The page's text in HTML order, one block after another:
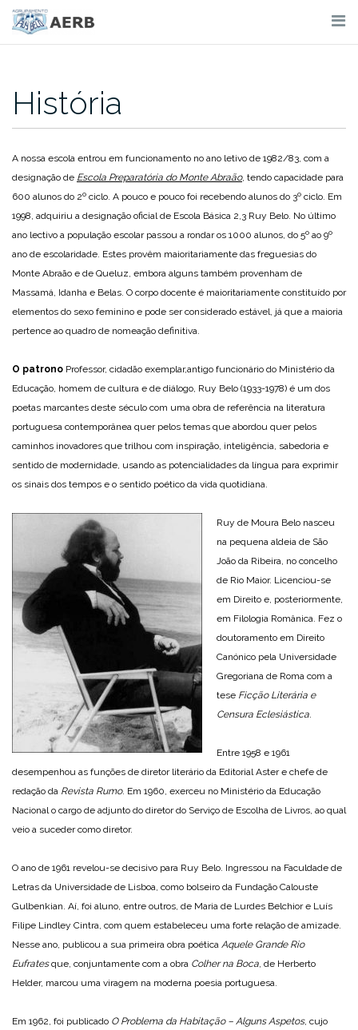
Skip
content
História
A nossa escola entrou em funcionamento no ano letivo de 1982/83, com a
designação de Escola Preparatória do Monte Abraão, tendo capacidade para
600 alunos do 2º ciclo. A pouco e pouco foi recebendo alunos do 3º ciclo. Em
1998, adquiriu a designação oficial de Escola Básica 2,3 Ruy Belo. No último
ano lectivo a população escolar passou a rondar os 1000 alunos, do 5º ao 9º
ano de escolaridade. Estes provêm maioritariamente das freguesias do
Monte Abraão e de Queluz, embora alguns também provenham de
Massamá, Idanha e Belas. O corpo docente é maioritariamente constituído por
elementos do sexo feminino e pode ser considerado estável, já que a maioria
pertence ao quadro de nomeação definitiva.
O patrono Professor, cidadão exemplar,antigo funcionário do Ministério da
Educação, homem de cultura e de diálogo, Ruy Belo (1933-1978) é um dos
poetas marcantes deste século com uma obra de referência na literatura
portuguesa contemporânea quer pelos temas que abordou quer pelos
caminhos inovadores que trilhou com inspiração, inteligência, sabedoria e
sentido de modernidade, usando as potencialidades da língua para exprimir
os sinais dos tempos e o sentido poético da vida quotidiana.
Ruy de Moura Belo nasceu
na pequena aldeia de São
João da Ribeira, no concelho
de Rio Maior. Licenciou-se
em Direito e, posteriormente,
em Filologia Românica. Fez o
doutoramento em Direito
Canónico pela Universidade
Gregoriana de Roma com a
tese Ficção Literária e
Censura Eclesiástica.
Entre 1958 e 1961
desempenhou as funções de diretor literário da Editorial Aster e chefe de
redação da Revista Rumo. Em 1960, exerceu no Ministério da Educação
Nacional o cargo de adjunto do diretor do Serviço de Escolha de Livros, ao qual
veio a suceder como diretor.
O ano de 1961 revelou-se decisivo para Ruy Belo. Ingressou na Faculdade de
Letras da Universidade de Lisboa, como bolseiro da Fundação Calouste
Gulbenkian. Aí, foi aluno, entre outros, de Maria de Lurdes Belchior e Luís
Filipe Lindley Cintra, com quem estabeleceu uma forte relação de amizade.
Nesse ano, publicou a sua primeira obra poética Aquele Grande Rio
Eufratesque, conjuntamente com a obra Colher na Boca, de Herberto
Helder, marcou uma viragem na moderna poesia portuguesa.
Em 1962, foi publicado O Problema da Habitação – Alguns Aspetos, cujo